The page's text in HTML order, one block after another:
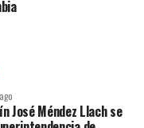
José Méndez Llach se